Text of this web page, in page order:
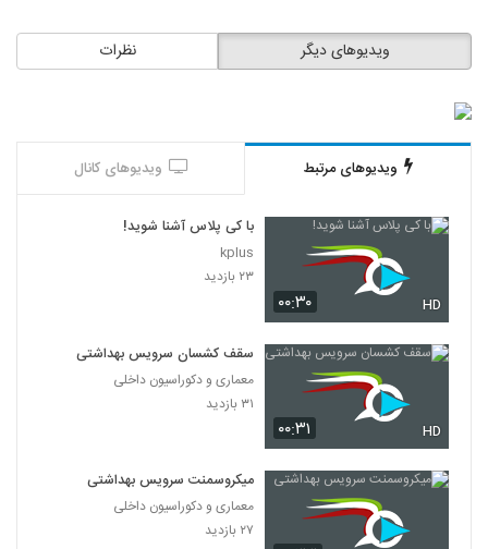
نظرات ویدیوهای دیگر
ویدیوهای مرتبط ویدیوهای کانال
۰۰:۳۰ HD
با کی پلاس آشنا شوید!
kplus
۲۳ بازدید
۰۰:۳۱ HD
سقف کشسان سرویس بهداشتی
معماری و دکوراسیون داخلی
۳۱ بازدید
میکروسمنت سرویس بهداشتی
معماری و دکوراسیون داخلی
۲۷ بازدید